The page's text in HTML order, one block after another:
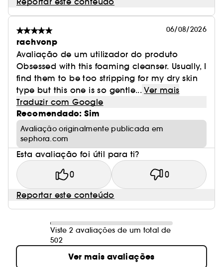
06/08/2026
rachvonp
Avaliação de um utilizador do produto
Obsessed with this foaming cleanser. Usually, I
find them to be too stripping for my dry skin
type but this one is so gentle... Ver mais
Traduzir com Google
Recomendado: Sim
Avaliação originalmente publicada em
sephora.com
Esta avaliação foi útil para ti?
0 0
Reportar este conteúdo
Viste 2 avaliações de um total de
502
Ver mais avaliações